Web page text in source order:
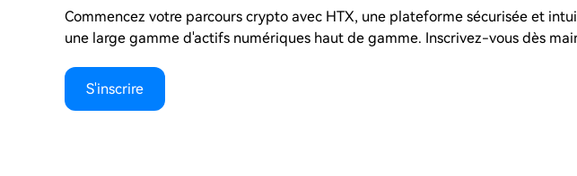
Commencez votre parcours crypto avec HTX, une plateforme sécurisée et
une large gamme d'actifs numériques haut de gamme. Inscrivez-vous dès
S'inscrire